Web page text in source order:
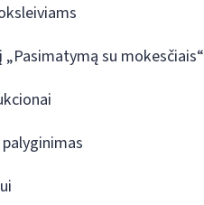
„Pasimatymą su mokesčiais“